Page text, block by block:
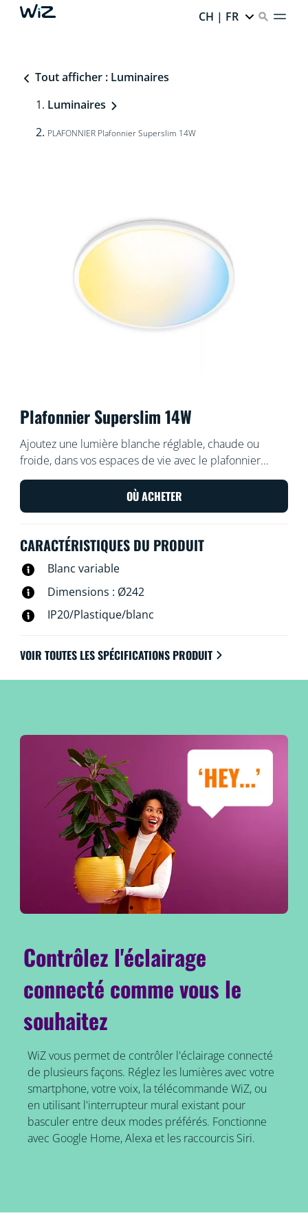
CH | FR
Tout afficher : Luminaires
Luminaires
PLAFONNIER Plafonnier Superslim 14W
Plafonnier Superslim 14W
Ajoutez une lumière blanche réglable, chaude ou
froide, dans vos espaces de vie avec le plafonnier
connecté WiZ Super Slim. Utilisez l'application WiZ ou
votre voix pour varier l'intensité lumineuse ou
appliquer des modes d'éclairage prédéfinis sur les
OÙ ACHETER
CARACTÉRISTIQUES DU PRODUIT
Blanc variable
Dimensions : Ø242
IP20/Plastique/blanc
VOIR TOUTES LES SPÉCIFICATIONS PRODUIT
Contrôlez l'éclairage
connecté comme vous le
souhaitez
WiZ vous permet de contrôler l'éclairage connecté
de plusieurs façons. Réglez les lumières avec votre
smartphone, votre voix, la télécommande WiZ, ou
en utilisant l'interrupteur mural existant pour
basculer entre deux modes préférés. Fonctionne
avec Google Home, Alexa et les raccourcis Siri.